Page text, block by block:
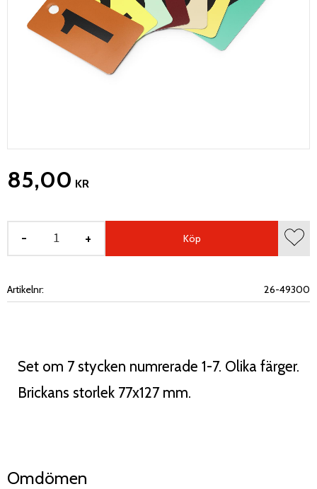
85,00 KR
+
- Köp
Artikelnr 26-49300
Set om 7 stycken numrerade 1-7. Olika färger.
Brickans storlek 77x127 mm.
Omdömen